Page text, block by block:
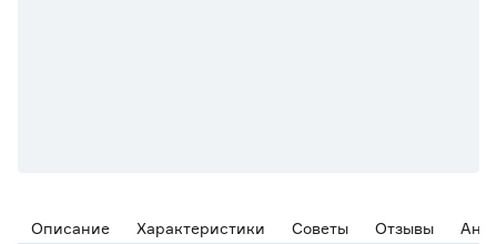
Описание Характеристики Советы Отзывы